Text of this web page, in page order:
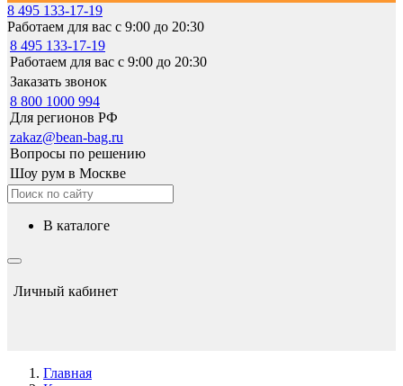
8 495 133-17-19
Работаем для вас с 9:00 до 20:30
8 495 133-17-19
Работаем для вас с 9:00 до 20:30
Заказать звонок
8 800 1000 994
Для регионов РФ
zakaz@bean-bag.ru
Вопросы по решению
Шоу рум в Москве
в каталоге
Личный кабинет
Главная